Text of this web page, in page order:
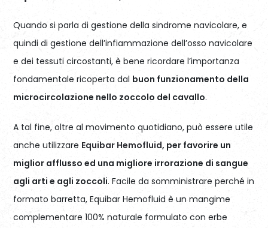
Quando si parla di gestione della sindrome navicolare, e
quindi di gestione dell’infiammazione dell’osso navicolare
e dei tessuti circostanti, è bene ricordare l’importanza
fondamentale ricoperta dal buon funzionamento della
microcircolazione nello zoccolo del cavallo.
A tal fine, oltre al movimento quotidiano, può essere utile
anche utilizzare Equibar Hemofluid, per favorire un
miglior afflusso ed una migliore irrorazione di sangue
agli arti e agli zoccoli. Facile da somministrare perché in
formato barretta, Equibar Hemofluid è un mangime
complementare 100% naturale formulato con erbe